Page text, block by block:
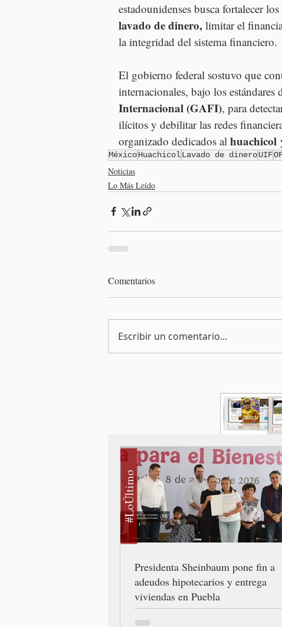
estadounidenses busca fortalecer
lavado de dinero, limitar el
la integridad del sistema financiero.
El gobierno federal sostuvo que
internacionales, bajo los estándares
Internacional (GAFI), para
ilícitos y debilitar las redes
organizado dedicados al huachicol
MéxicoHuachicolLavado de dineroUIF
Noticias
Lo Más Leído
Comentarios
Escribir un comentario...
Presidenta Sheinbaum pone fin a
adeudos hipotecarios y entrega
viviendas en Puebla
#LoÚltimo